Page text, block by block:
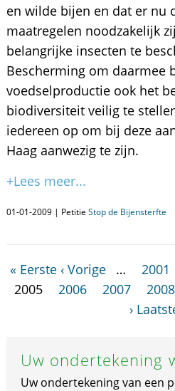
en wilde bijen en dat er nu
maatregelen noodzakelijk
belangrijke insecten te
Bescherming om daarmee
voedselproductie ook het
biodiversiteit veilig te
iedereen op om bij deze
Haag aanwezig te zijn.
+Lees meer...
01-01-2009 | Petitie Stop de Bijensterfte
« Eerste ‹ Vorige … 2001
2005
2006 2007 2008
›
Uw ondertekening
Uw ondertekening van een